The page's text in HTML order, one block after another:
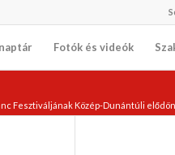
Fotók és videók
Fesztiváljának Közép-Dunántúli